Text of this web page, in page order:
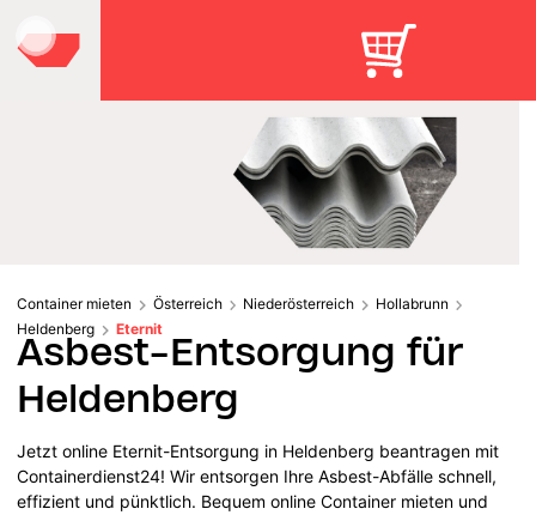
Container mieten Österreich Niederösterreich
Hollabrunn
Heldenberg
Eternit
Asbest-Entsorgung für
Heldenberg
Jetzt online Eternit-Entsorgung in Heldenberg beantragen mit
Containerdienst24! Wir entsorgen Ihre Asbest-Abfälle schnell,
effizient und pünktlich. Bequem online Container mieten und